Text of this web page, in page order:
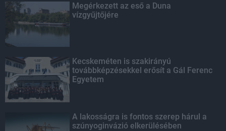
Megérkezett az eső a Duna
vízgyűjtőjére
Kecskeméten is szakirányú
továbbképzésekkel erősít a Gál Ferenc
Egyetem
A lakosságra is fontos szerep hárul a
szúnyoginvázió elkerülésében